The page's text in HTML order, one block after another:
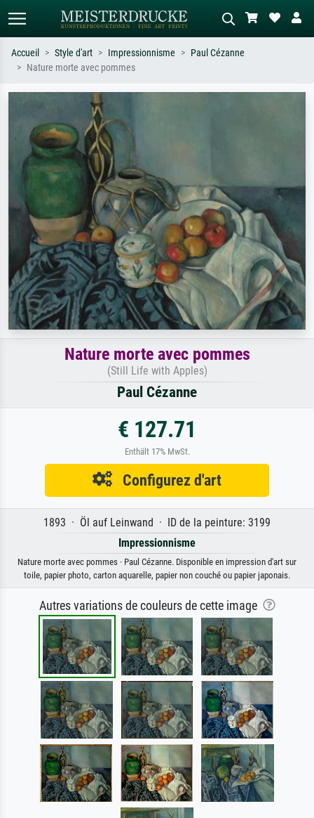
Recherchez par artiste, titre ou style –
ex. Monet, Nuit étoilée,
impressionnisme, vague de Hokusai,
nu.
Accueil Style d'art Impressionnisme
Paul Cézanne
Nature morte avec pommes
Nature morte avec pommes
(Still Life with Apples)
Paul Cézanne
€ 127.71
Enthält 17% MwSt.
Configurez d'art
1893 · Öl auf Leinwand · ID de la peinture: 3199
Impressionnisme
Nature morte avec pommes · Paul Cézanne. Disponible en impression d'art sur
toile, papier photo, carton aquarelle, papier non couché ou papier japonais.
Autres variations de couleurs de cette image